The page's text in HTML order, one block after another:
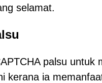
selamat.
palsu untuk
kerana ia